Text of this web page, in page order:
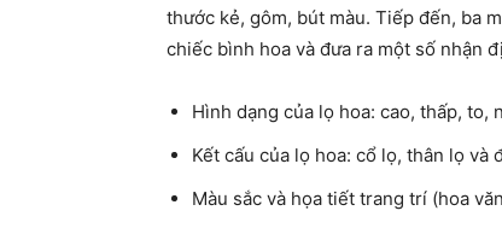
thước kẻ, gôm, bút màu. Tiếp đến, ba
chiếc bình hoa và đưa ra một số nhận
Hình dạng của lọ hoa: cao, thấp, to,
Kết cấu của lọ hoa: cổ lọ, thân lọ và
Màu sắc và họa tiết trang trí (hoa